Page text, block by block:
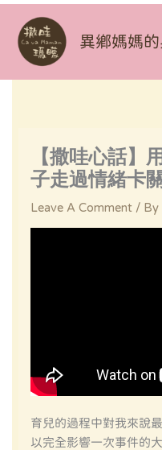
Skip
To
Content
異鄉媽媽
【撒哇心話】
子走過情緒卡關
Leave A Comment / By
育兒的過程中對我來說
以完全影響一次事件的